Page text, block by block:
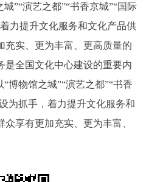
企服务 投资项目
政务
我要咨询 我要建议
”“演艺之都”“书香京城”“国际
力提升文化服务和文化产品供
充实、更为丰富、更高质量的
是全国文化中心建设的重要内
博物馆之城”“演艺之都”“书香
为抓手，着力提升文化服务和
享有更加充实、更为丰富、